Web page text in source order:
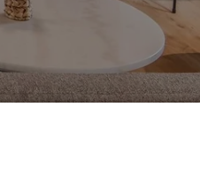
opposer au traitement des données
votre consentement à tout moment en
avez la possibilité d'introduire une
si vous estimez que ce traitement de
pas aux exigences légales en vigueur.